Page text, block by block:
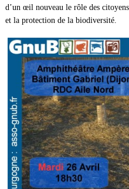
d’un œil nouveau le rôle des
et la protection de la biodiversité.